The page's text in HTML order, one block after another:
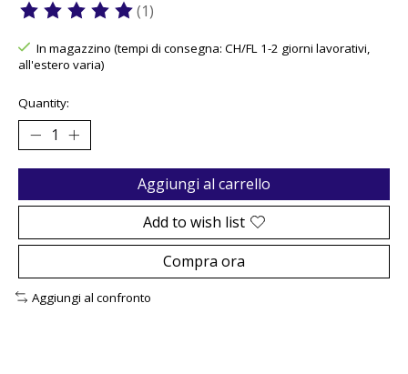
The rating of this product is
(1)
In magazzino (tempi di consegna: CH/FL 1-2 giorni lavorativi,
all'estero varia)
Quantity:
Aggiungi al carrello
Add to wish list
Compra ora
Aggiungi al confronto